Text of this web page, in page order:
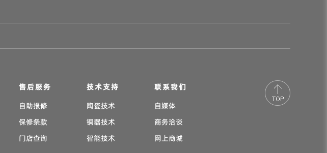
售后服务
自助报修
保修条款
门店查询
技术支持
陶瓷技术
铜器技术
智能技术
联系我们
自媒体
商务洽谈
网上商城